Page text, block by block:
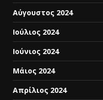
Αύγουστος 2024
Ιούλιος 2024
Ιούνιος 2024
Μάιος 2024
Απρίλιος 2024